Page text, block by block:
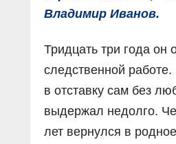
Владимир Иванов.
Тридцать три года он
следственной
в отставку сам без
выдержал недолго.
лет вернулся в